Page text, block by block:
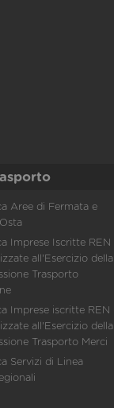
Aree di Fermata e
Imprese Iscritte REN
all'Esercizio della
Trasporto
Imprese iscritte REN
all'Esercizio della
Trasporto Merci
Servizi di Linea